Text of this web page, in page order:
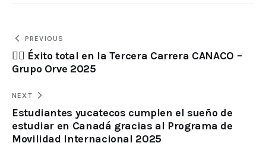
PREVIOUS
🏃‍♂️ Éxito total en la Tercera Carrera CANACO –
Grupo Orve 2025
NEXT
Estudiantes yucatecos cumplen el sueño de
estudiar en Canadá gracias al Programa de
Movilidad Internacional 2025